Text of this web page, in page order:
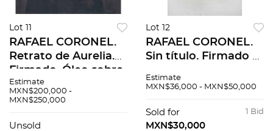
Lot 11
RAFAEL CORONEL.
Retrato de Aurelia.
Firmado. Óleo sobre
tela. 45 x 45.5 cm
Estimate
MXN$200,000 -
MXN$250,000
Unsold
Lot 12
RAFAEL CORONEL.
Sin título. Firmado y
grafito sobre papel.
Estimate
MXN$36,000 - MXN$50,000
1 Bid
Sold for
MXN$30,000